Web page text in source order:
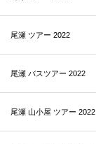
尾瀬 ツアー 2022
尾瀬 バスツアー 2022
尾瀬 山小屋 ツアー 2022